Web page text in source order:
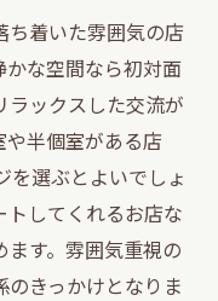
ち着いた雰囲気の店
な空間なら初対面
ラックスした交流が
半個室がある店
を選ぶとよいでしょ
トしてくれるお店な
す。雰囲気重視の
きっかけとなりま